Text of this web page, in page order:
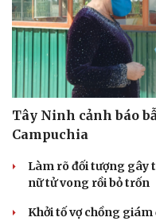
Tây Ninh cảnh báo
Campuchia
Làm rõ đối tượng gây
nữ tử vong rồi bỏ trốn
Khởi tố vợ chồng